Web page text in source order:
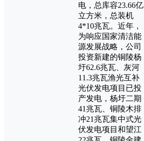
电，总库容23.66亿
立方米，总装机
4*10兆瓦。近年，
为响应国家清洁能
源发展战略，公司
投资新建的铜陵杨
圩62.6兆瓦、灰河
11.3兆瓦渔光互补
光伏发电项目已投
产发电，杨圩二期
41兆瓦、铜陵木排
冲21兆瓦集中式光
伏发电项目和望江